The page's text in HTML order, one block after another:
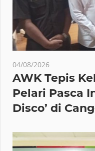
04/08/2026
AWK Tepis
Pelari Pasca
Disco’ di